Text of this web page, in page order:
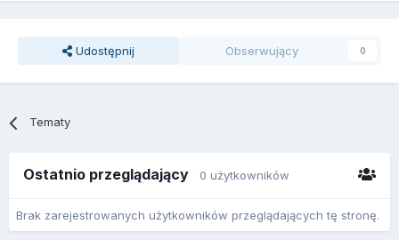
Udostępnij Obserwujący 0
Tematy
Ostatnio przeglądający 0 użytkowników
Brak zarejestrowanych użytkowników przeglądających tę stronę.